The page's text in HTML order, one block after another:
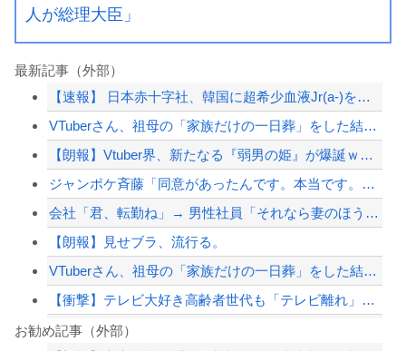
人が総理大臣」
最新記事（外部）
【速報】 日本赤十字社、韓国に超希少血液Jr(a-)を提供「韓国内では適合する血...
VTuberさん、祖母の「家族だけの一日葬」をした結果ｗｗｗｗｗｗｗ
【朗報】Vtuber界、新たなる『弱男の姫』が爆誕ｗｗｗｗｗｗｗｗｗｗｗ
ジャンポケ斉藤「同意があったんです。本当です。信じて下さい」←何でこの主張が通ら...
会社「君、転勤ね」→ 男性社員「それなら妻のほうが稼ぎいいんで辞めます」⇒ 結果...
【朗報】見せブラ、流行る。
VTuberさん、祖母の「家族だけの一日葬」をした結果ｗｗｗｗｗｗｗ
【衝撃】テレビ大好き高齢者世代も「テレビ離れ」が始まる
お勧め記事（外部）